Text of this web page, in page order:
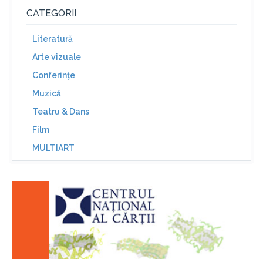
CATEGORII
Literatură
Arte vizuale
Conferinţe
Muzică
Teatru & Dans
Film
MULTIART